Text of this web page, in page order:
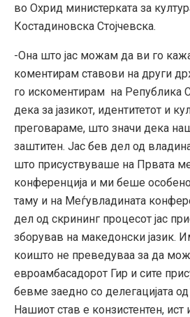
во Охрид министерката за
Костадиновска Стојчевска.
-Она што јас можам да ви го
коментирам ставови на други
го искоментирам на Република
дека за јазикот, идентитетот и
преговараме, што значи дека
заштитен. Јас бев дел од
што присуствуваше на Првата
конференција и ми беше
таму и на Меѓувладината
дел од скрининг процесот јас
зборував на македонски јазик.
коишто не преведуваа за да
евроамбасадорот Гир и сите
бевме заедно со делегацијата
Нашиот став е конзистентен, ист